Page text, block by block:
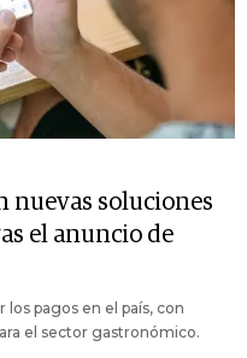
nuevas soluciones
el anuncio de
pagos en el país, con
el sector gastronómico.